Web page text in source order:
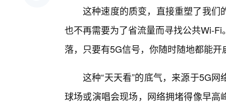
这种速度的质变，直接重塑了我们
也不再需要为了省流量而寻找公共Wi-
落，只要有5G信号，你随时随地都能
这种“天天看”的底气，来源于5G
球场或演唱会现场，网络拥堵得像早